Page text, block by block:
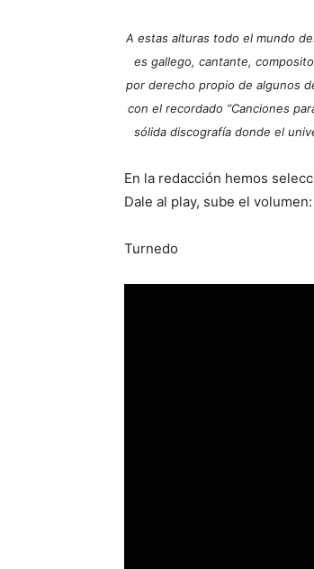
A estas alturas todo el mundo
es gallego, cantante,
por derecho propio de algunos
con el recordado “Canciones
sólida discografía donde el
En la redacción hemos
Dale al play, sube el volumen:
Turnedo